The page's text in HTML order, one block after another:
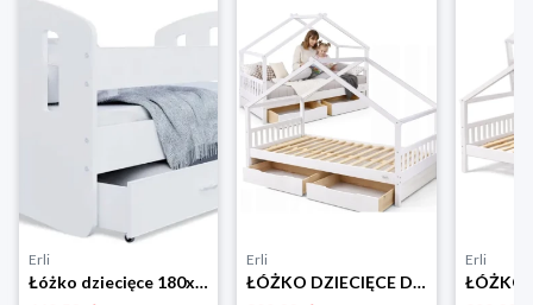
Erli
Łóżko dziecięce 180x90 białe + materac HAPPY
Erli
ŁÓŻKO DZIECIĘCE DREWNIANE 200x90 HELIA DOMEK 90x200 + STELAŻ + SZUFLADY
Erli